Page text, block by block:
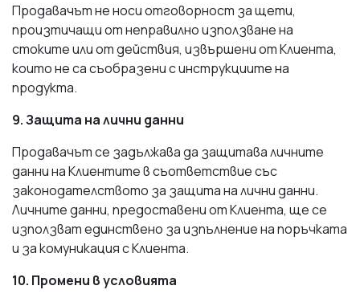
Продавачът не носи отговорност за щети,
произтичащи от неправилно използване на
стоките или от действия, извършени от Клиента,
които не са съобразени с инструкциите на
продукта.
9. Защита на лични данни
Продавачът се задължава да защитава личните
данни на Клиентите в съответствие със
законодателството за защита на лични данни.
Личните данни, предоставени от Клиента, ще се
използват единствено за изпълнение на поръчката
и за комуникация с Клиента.
10. Промени в условията